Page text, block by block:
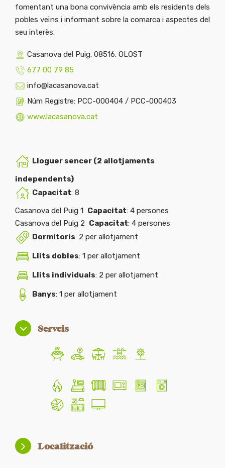
fomentant una bona convivència amb els residents dels
pobles veïns i informant sobre la comarca i aspectes del
seu interès.
Casanova del Puig. 08516. OLOST
677 00 79 85
info@lacasanova.cat
Núm Registre: PCC-000404 / PCC-000403
www.lacasanova.cat
Lloguer sencer (2 allotjaments
independents)
Capacitat: 8
Casanova del Puig 1 Capacitat: 4 persones
Casanova del Puig 2 Capacitat: 4 persones
Dormitoris: 2 per allotjament
Llits dobles: 1 per allotjament
Llits individuals: 2 per allotjament
Banys: 1 per allotjament
Serveis
Localització